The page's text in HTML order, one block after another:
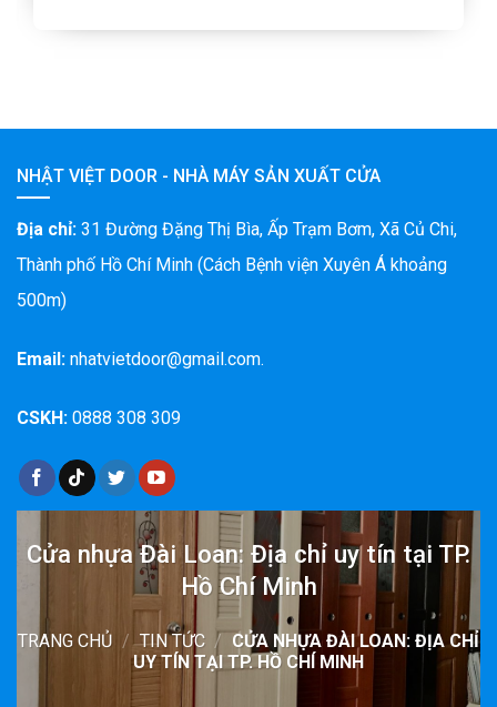
NHẬT VIỆT DOOR - NHÀ MÁY SẢN XUẤT CỬA
Địa chỉ: 31 Đường Đặng Thị Bìa, Ấp Trạm Bơm, Xã Củ Chi,
Thành phố Hồ Chí Minh (Cách Bệnh viện Xuyên Á khoảng
500m)
Email: nhatvietdoor@gmail.com.
CSKH: 0888 308 309
Cửa nhựa Đài Loan: Địa chỉ uy tín tại TP.
Hồ Chí Minh
TRANG CHỦ / TIN TỨC / CỬA NHỰA ĐÀI LOAN: ĐỊA CHỈ
UY TÍN TẠI TP. HỒ CHÍ MINH